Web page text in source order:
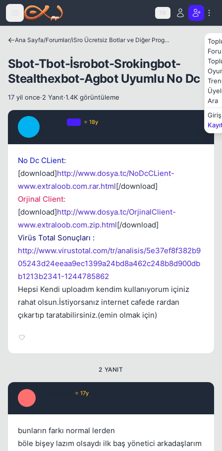
Icerige atla
TR
Ara
Giriş
Ana Sayfa/Forumlar/ iSro Ücretsiz Botlar ve Diğer Programlar
Sbot-Tbot-İsrobot-Srokingbot-
Stealthexbot-Agbot Uyumlu No Dc
17 yil once·2 Yanıt·1.4K görüntüleme
⭐ 18y
No Dc CLient:
[download]http://www.dosya.tc/NoDcCLient-
www.extraloob.com.rar.html[/download]
Orjinal Client:
[download]http://www.dosya.tc/OrjinalClient-
www.extraloob.com.zip.html[/download]
Virüs Total Sonuçları :
http://www.virustotal.com/tr/analisis/5e37ef8f382b9
05243d24eeaa9ec1399a24bd8a462c248b8d900db
b1213b2341-1244785862
Hepsi Kendi uploadım kendim kullanıyorum içiniz
rahat olsun.İstiyorsanız internet cafede rardan
çıkartıp taratabilirsiniz.(emin olmak için)
2 YANIT
⭐ 17y
bunların farkı normal lerden
böle bişey lazım olsaydı ilk baş yönetici arkadaşlarım
Kapat